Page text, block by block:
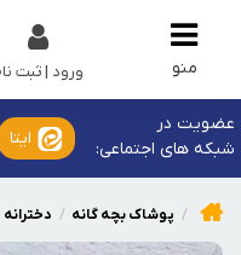
منو ورود | ثبت
عضویت در
شبکه های اجتماعی:
ایتا
پوشاک بچه گانه دخترانه